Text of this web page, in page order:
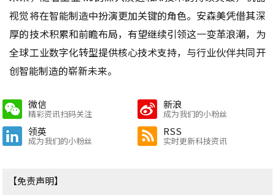
视觉将在智能制造中扮演更加关键的角色。安森美凭借其深
厚的技术积累和前瞻布局，有望继续引领这一变革浪潮，为
全球工业数字化转型提供核心技术支持，与行业伙伴共同开
创智能制造的崭新未来。
微信
精彩资讯扫码关注
新浪
成为我们的小粉丝
领英
成为我们的小粉丝
RSS
实时更新科技资讯
【免责声明】